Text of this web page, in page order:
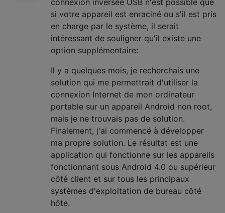
connexion inversée USB n'est possible que
si votre appareil est enraciné ou s'il est pris
en charge par le système, il serait
intéressant de souligner qu'il existe une
option supplémentaire:
Il y a quelques mois, je recherchais une
solution qui me permettrait d'utiliser la
connexion Internet de mon ordinateur
portable sur un appareil Android non root,
mais je ne trouvais pas de solution.
Finalement, j'ai commencé à développer
ma propre solution. Le résultat est une
application qui fonctionne sur les appareils
fonctionnant sous Android 4.0 ou supérieur
côté client et sur tous les principaux
systèmes d'exploitation de bureau côté
hôte.